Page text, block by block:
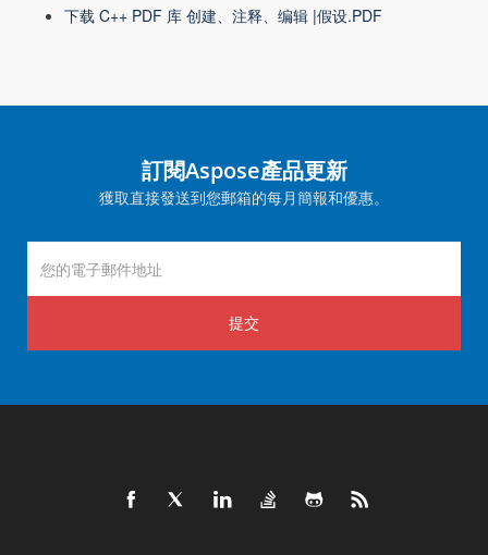
下载 C++ PDF 库 创建、注释、编辑 |假设.PDF
訂閱Aspose產品更新
獲取直接發送到您郵箱的每月簡報和優惠。
提交